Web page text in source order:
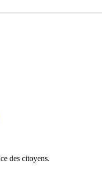
des citoyens.